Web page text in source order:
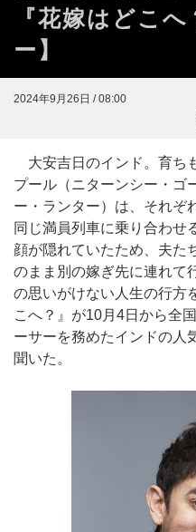
『花嫁はどこ
ー】
2024年9月26日 / 08:00
大安吉日のインド。育ち
プール（ニターンシー・ゴ
ー・ランター）は、それぞ
同じ満員列車に乗り合わせ
顔が隠れていたため、夫た
のまま別の嫁ぎ先に連れ
の思いがけない人生の行方
こへ？』が10月4日から全
ーサーを務めたインドの人
聞いた。